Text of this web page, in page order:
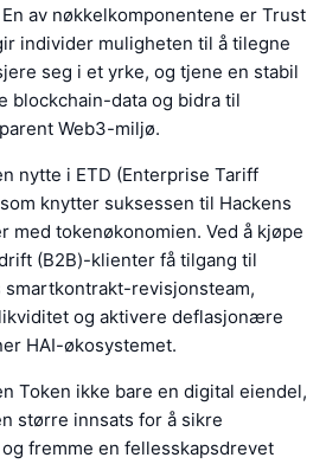
av nøkkelkomponentene er Trust
individer muligheten til å tilegne
seg i et yrke, og tjene en stabil
blockchain-data og bidra til
Web3-miljø.
nytte i ETD (Enterprise Tariff
knytter suksessen til Hackens
med tokenøkonomien. Ved å kjøpe
(B2B)-klienter få tilgang til
revisjonsteam,
og aktivere deflasjonære
HAI-økosystemet.
Token ikke bare en digital eiendel,
større innsats for å sikre
fremme en fellesskapsdrevet